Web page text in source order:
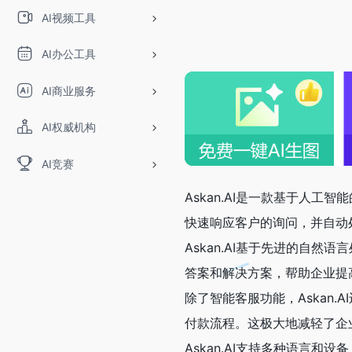
AI视频工具
AI办公工具
AI商业服务
AI权威机构
AI竞赛
Askan.AI是一款基于人工智
快速响应客户的询问，并自
Askan.AI基于先进的自然语
答案和解决方案，帮助企业
除了智能客服功能，
付款流程。这极大地减轻了
Askan.AI支持多种语言和设